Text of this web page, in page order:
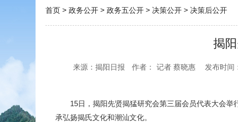
首页 > 政务公开 > 政务五公开 > 决策公开 > 决策后公开
揭
来源：揭阳日报 作者： 记者 蔡晓惠 发布时间
15日，揭阳先贤揭猛研究会第三届会员代表大会举
承弘扬揭氏文化和潮汕文化。